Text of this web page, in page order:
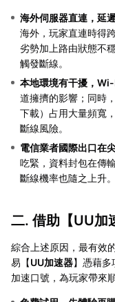
海外伺服器直連，延
海外，玩家直連時得
劣勢加上路由狀態不
觸發斷線。
本地環境有干擾，
道擁擠的影響；同時
下載）占用大量頻寬
斷線風險。
電信業者國際出口在
吃緊，資料封包在傳
斷線機率也隨之上升。
二. 借助【UU加
綜合上述原因，最有效
易【UU加速器】憑藉
加速口號，為玩家帶來